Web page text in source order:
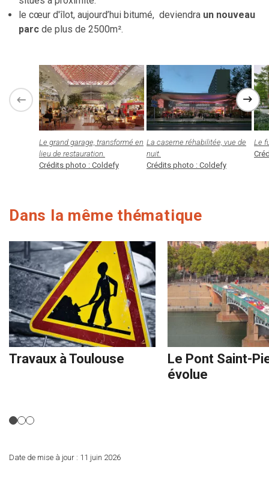
le cœur d'îlot, aujourd’hui bitumé, deviendra un nouveau
parc de plus de 2500m².
Le grand garage, transformé en
lieu de restauration.
Crédits photo : Coldefy
La caserne réhabilitée, vue de
nuit.
Crédits photo : Coldefy
Le
Dans la même thématique
Travaux à Toulouse
Le Pont Saint-
évolue
Date de mise à jour : 11 juin 2026